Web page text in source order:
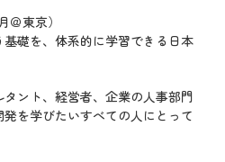
東京）
基礎を、体系的に学習できる日本
ント、経営者、企業の人事部門
を学びたいすべての人にとって